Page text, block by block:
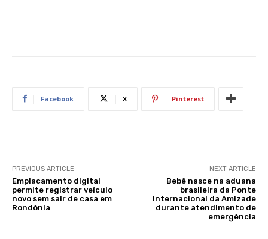
Facebook X Pinterest
PREVIOUS ARTICLE
Emplacamento digital
permite registrar veículo
novo sem sair de casa em
Rondônia
NEXT ARTICLE
Bebê nasce na aduana
brasileira da Ponte
Internacional da Amizade
durante atendimento de
emergência